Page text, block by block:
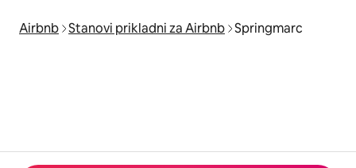
Airbnb Stanovi prikladni za Airbnb Springmarc